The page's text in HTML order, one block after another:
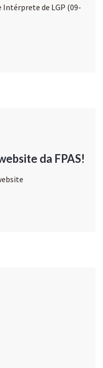
Intérprete de LGP (09-
da FPAS!